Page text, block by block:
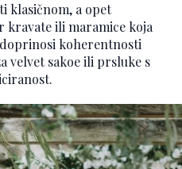
klasičnom, a opet
kravate ili maramice koja
doprinosi koherentnosti
velvet sakoe ili prsluke s